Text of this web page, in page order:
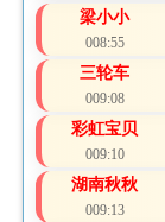
梁小小
008:55
三轮车
009:08
彩虹宝贝
009:10
湖南秋秋
009:13